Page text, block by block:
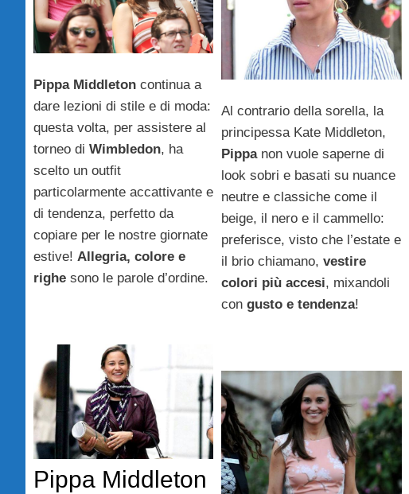
Pippa Middleton continua a
dare lezioni di stile e di moda:
questa volta, per assistere al
torneo di Wimbledon, ha
scelto un outfit
particolarmente accattivante e
di tendenza, perfetto da
copiare per le nostre giornate
estive! Allegria, colore e
righe sono le parole d’ordine.
Al contrario della sorella, la
principessa Kate Middleton,
Pippanon vuole saperne di
look sobri e basati su nuance
neutre e classiche come il
beige, il nero e il cammello:
preferisce, visto che l’estate e
il brio chiamano, vestire
colori più accesi, mixandoli
congusto e tendenza!
Pippa Middleton